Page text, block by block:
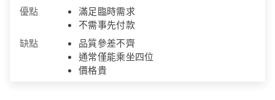
優點
滿足臨時需求
不需事先付款
缺點
品質參差不齊
通常僅能乘坐四位
價格貴